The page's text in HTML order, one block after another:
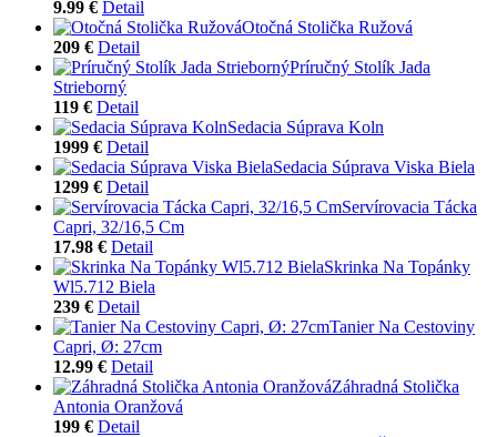
9.99 € Detail
Otočná Stolička Ružová
209 € Detail
Príručný Stolík Jada
Strieborný
119 € Detail
Sedacia Súprava Koln
1999 € Detail
Sedacia Súprava Viska Biela
1299 € Detail
Servírovacia Tácka
Capri, 32/16,5 Cm
17.98 € Detail
Skrinka Na Topánky
Wl5.712 Biela
239 € Detail
Tanier Na Cestoviny
Capri, Ø: 27cm
12.99 € Detail
Záhradná Stolička
Antonia Oranžová
199 € Detail